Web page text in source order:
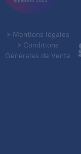
> Mentions légales
> Conditions
Générales de Vente